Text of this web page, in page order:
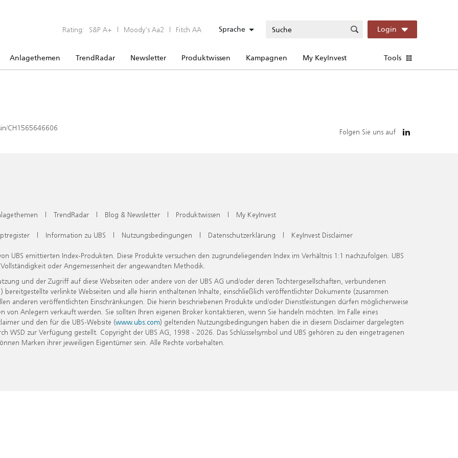
Rating: S&P A+ | Moody’s Aa2 | Fitch AA Sprache Login
Anlagethemen TrendRadar Newsletter Produktwissen Kampagnen My KeyInvest Tools
CH1565646606 Folgen Sie uns auf
| TrendRadar | Blog & Newsletter | Produktwissen | My KeyInvest
| Information zu UBS | Nutzungsbedingungen | Datenschutzerklärung | KeyInvest Disclaimer
UBS emittierten Index-Produkten. Diese Produkte versuchen den zugrundeliegenden Index im Verhältnis 1:1 nachzufolgen. UBS
oder Angemessenheit der angewandten Methodik.
und der Zugriff auf diese Webseiten oder andere von der UBS AG und/oder deren Tochtergesellschaften, verbundenen
verlinkte Webseiten und alle hierin enthaltenen Inhalte, einschließlich veröffentlichter Dokumente (zusammen
anderen veröffentlichten Einschränkungen. Die hierin beschriebenen Produkte und/oder Dienstleistungen dürfen möglicherweise
Anlegern verkauft werden. Sie sollten Ihren eigenen Broker kontaktieren, wenn Sie handeln möchten. Im Falle eines
und den für die UBS-Website (www.ubs.com) geltenden Nutzungsbedingungen haben die in diesem Disclaimer dargelegten
zur Verfügung gestellt. Copyright der UBS AG, 1998 - 2026. Das Schlüsselsymbol und UBS gehören zu den eingetragenen
Marken ihrer jeweiligen Eigentümer sein. Alle Rechte vorbehalten.